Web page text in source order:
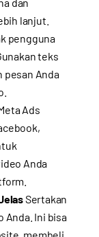
lanjut.
pengguna
teks
pesan Anda
Ads
Anda
Sertakan
Anda. Ini bisa
membeli